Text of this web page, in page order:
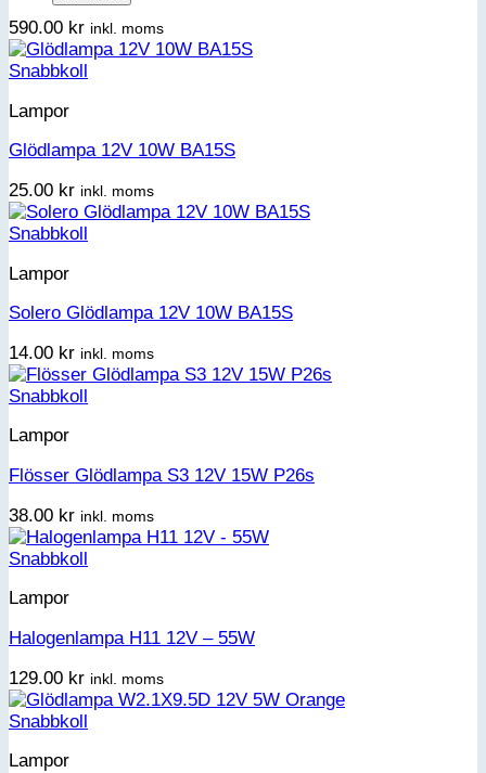
590.00 kr inkl. moms
Snabbkoll
Lampor
Glödlampa 12V 10W BA15S
25.00 kr inkl. moms
Snabbkoll
Lampor
Solero Glödlampa 12V 10W BA15S
14.00 kr inkl. moms
Snabbkoll
Lampor
Flösser Glödlampa S3 12V 15W P26s
38.00 kr inkl. moms
Snabbkoll
Lampor
Halogenlampa H11 12V – 55W
129.00 kr inkl. moms
Snabbkoll
Lampor